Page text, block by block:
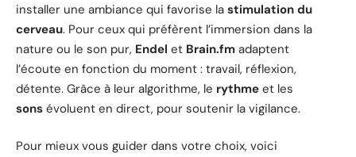
installer une ambiance qui favorise la stimulation du
cerveau. Pour ceux qui préfèrent l’immersion dans la
nature ou le son pur, Endel et Brain.fm adaptent
l’écoute en fonction du moment : travail, réflexion,
détente. Grâce à leur algorithme, le rythme et les
sons évoluent en direct, pour soutenir la vigilance.
Pour mieux vous guider dans votre choix, voici